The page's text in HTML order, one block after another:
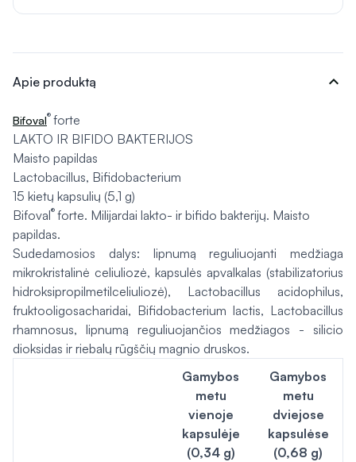
Apie produktą expand_more
Bifoval® forte
LAKTO IR BIFIDO BAKTERIJOS
Maisto papildas
Lactobacillus, Bifidobacterium
15 kietų kapsulių (5,1 g)
Bifoval® forte. Milijardai lakto- ir bifido bakterijų. Maisto
papildas.
Sudedamosios dalys: lipnumą reguliuojanti medžiaga
mikrokristalinė celiuliozė, kapsulės apvalkalas (stabilizatorius
hidroksipropilmetilceliuliozė), Lactobacillus acidophilus,
fruktooligosacharidai, Bifidobacterium lactis, Lactobacillus
rhamnosus, lipnumą reguliuojančios medžiagos - silicio
dioksidas ir riebalų rūgščių magnio druskos.
Gamybos
metu
vienoje
kapsulėje
(0,34 g)
Gamybos
metu
dviejose
kapsulėse
(0,68 g)